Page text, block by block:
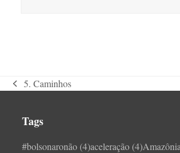
previous
5. Caminhos
Tags
#bolsonaronão (4)aceleração (4)Amazônia